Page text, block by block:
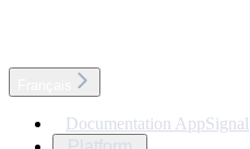
Documentation AppSignal